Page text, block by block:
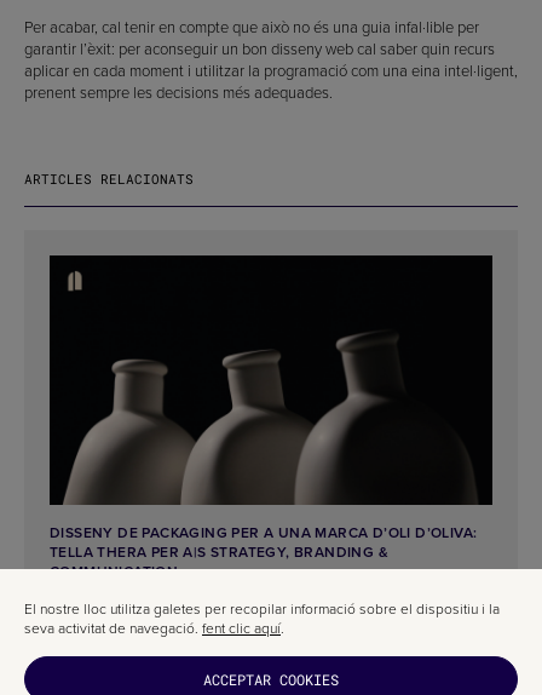
Per acabar, cal tenir en compte que això no és una guia infal·lible per
garantir l’èxit: per aconseguir un bon disseny web cal saber quin recurs
aplicar en cada moment i utilitzar la programació com una eina intel·ligent,
prenent sempre les decisions més adequades.
ARTICLES RELACIONATS
DISSENY DE PACKAGING PER A UNA MARCA D’OLI D’OLIVA:
TELLA THERA PER A|S STRATEGY, BRANDING &
COMMUNICATION
El nostre lloc utilitza galetes per recopilar informació sobre el dispositiu i la
seva activitat de navegació. fent clic aquí.
ACCEPTAR COOKIES